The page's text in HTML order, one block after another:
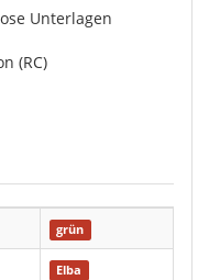
Unterlagen
(RC)
grün
Elba